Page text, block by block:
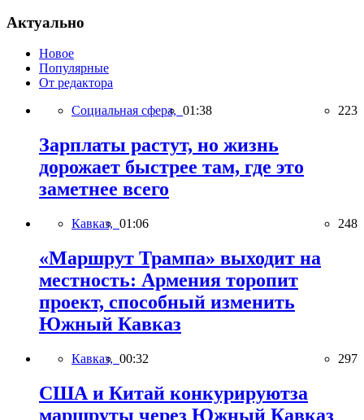
Актуально
Новое
Популярные
От редактора
Социальная сфера, 01:38 223
Зарплаты растут, но жизнь
дорожает быстрее там, где это
заметнее всего
Кавказ, 01:06 248
«Маршрут Трампа» выходит на
местность: Армения торопит
проект, способный изменить
Южный Кавказ
Кавказ, 00:32 297
США и Китай конкурируютза
маршруты через Южный Кавказ